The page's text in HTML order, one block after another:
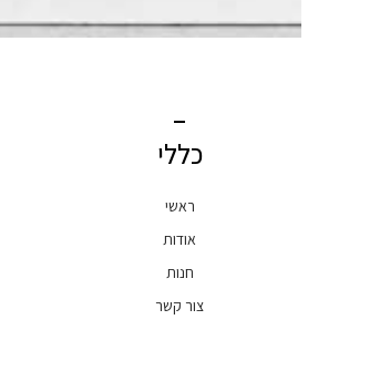
כללי
ראשי
אודות
חנות
צור קשר